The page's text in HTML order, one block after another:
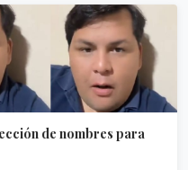
de nombres para